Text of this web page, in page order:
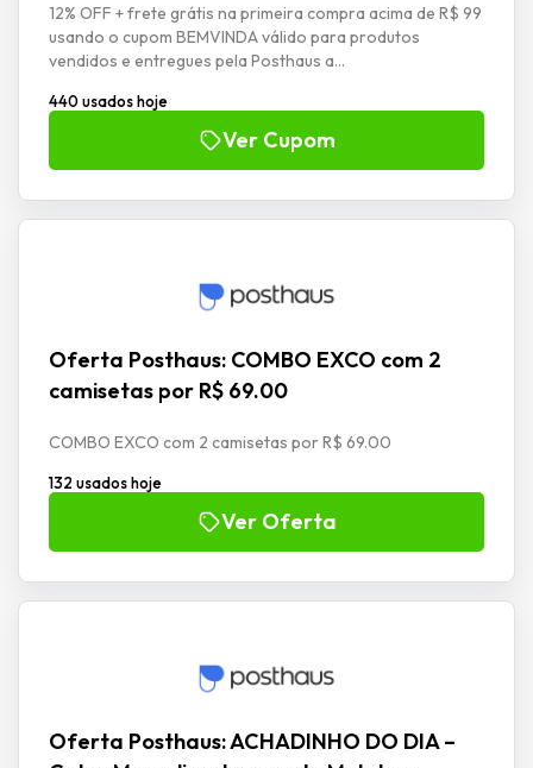
12% OFF + frete grátis na primeira compra acima de R$ 99
usando o cupom BEMVINDA válido para produtos
vendidos e entregues pela Posthaus a...
440 usados hoje
Ver Cupom
Oferta Posthaus: COMBO EXCO com 2
camisetas por R$ 69.00
COMBO EXCO com 2 camisetas por R$ 69.00
132 usados hoje
Ver Oferta
Oferta Posthaus: ACHADINHO DO DIA –